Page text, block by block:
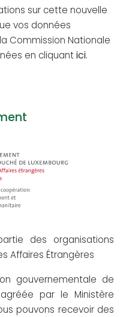
sur cette nouvelle
vos données
Commission Nationale
en cliquantici.
des organisations
Affaires Étrangères
gouvernementale de
par le Ministère
pouvons recevoir des